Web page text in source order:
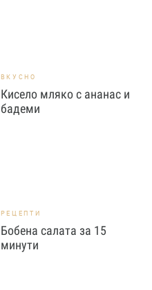
ВКУСНО
Кисело мляко с ананас и
бадеми
РЕЦЕПТИ
Бобена салата за 15
минути